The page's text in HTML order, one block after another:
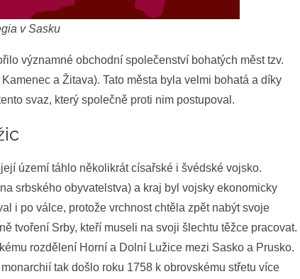
v Sasku
významné obchodní společenství bohatých měst tzv.
a Žitava). Tato města byla velmi bohatá a díky
svaz, který společně proti nim postupoval.
území táhlo několikrát císařské i švédské vojsko.
srbského obyvatelstva) a kraj byl vojsky ekonomicky
i po válce, protože vrchnost chtěla zpět nabýt svoje
tvoření Srby, kteří museli na svoji šlechtu těžce pracovat.
rozdělení Horní a Dolní Lužice mezi Sasko a Prusko.
tak došlo roku 1758 k obrovskému střetu více